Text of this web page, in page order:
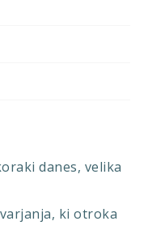
danes, velika
ki otroka